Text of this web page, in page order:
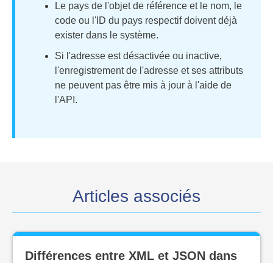
Le pays de l'objet de référence et le nom, le
code ou l'ID du pays respectif doivent déjà
exister dans le système.
Si l'adresse est désactivée ou inactive,
l'enregistrement de l'adresse et ses attributs
ne peuvent pas être mis à jour à l'aide de
l'API.
Articles associés
Différences entre XML et JSON dans